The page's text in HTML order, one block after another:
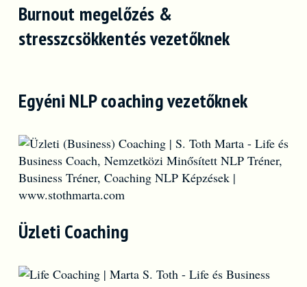
Burnout megelőzés &
stresszcsökkentés vezetőknek
Egyéni NLP coaching vezetőknek
Üzleti Coaching